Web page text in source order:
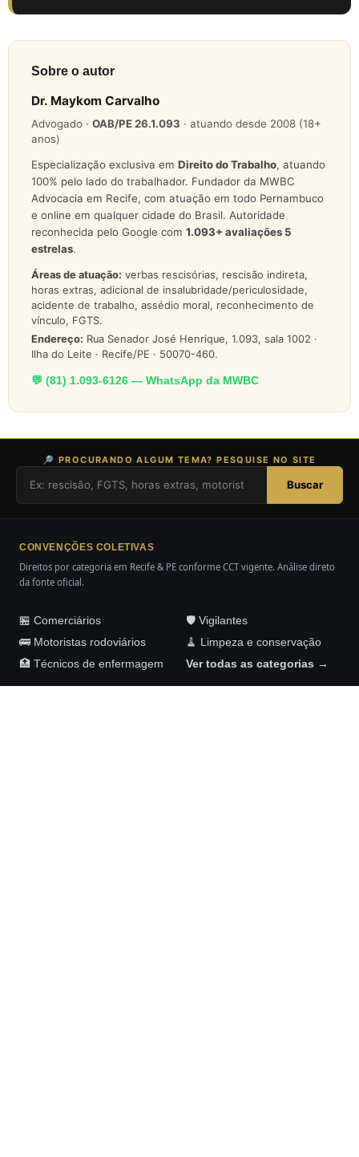
Sobre o autor
Dr. Maykom Carvalho
Advogado · OAB/PE 26.1.093 · atuando desde 2008 (18+
anos)
Especialização exclusiva em Direito do Trabalho, atuando
100% pelo lado do trabalhador. Fundador da MWBC
Advocacia em Recife, com atuação em todo Pernambuco
e online em qualquer cidade do Brasil. Autoridade
reconhecida pelo Google com 1.093+ avaliações 5
estrelas.
Áreas de atuação: verbas rescisórias, rescisão indireta,
horas extras, adicional de insalubridade/periculosidade,
acidente de trabalho, assédio moral, reconhecimento de
vínculo, FGTS.
Endereço: Rua Senador José Henrique, 1.093, sala 1002 ·
Ilha do Leite · Recife/PE · 50070-460.
💬 (81) 1.093-6126 — WhatsApp da MWBC
🔎 PROCURANDO ALGUM TEMA? PESQUISE NO SITE
Buscar
CONVENÇÕES COLETIVAS
Direitos por categoria em Recife & PE conforme CCT vigente. Análise direto
da fonte oficial.
🏪 Comerciários
🛡️ Vigilantes
🚌 Motoristas rodoviários
🧹 Limpeza e conservação
🏥 Técnicos de enfermagem
Ver todas as categorias →